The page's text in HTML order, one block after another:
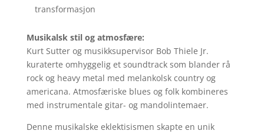
transformasjon
Musikalsk stil og atmosfære:
Kurt Sutter og musikksupervisor Bob Thiele Jr.
kuraterte omhyggelig et soundtrack som blander rå
rock og heavy metal med melankolsk country og
americana. Atmosfæriske blues og folk kombineres
med instrumentale gitar- og mandolintemaer.
Denne musikalske eklektisismen skapte en unik